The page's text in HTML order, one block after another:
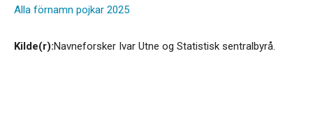
Alla förnamn pojkar 2025
Kilde(r):Navneforsker Ivar Utne og Statistisk sentralbyrå.